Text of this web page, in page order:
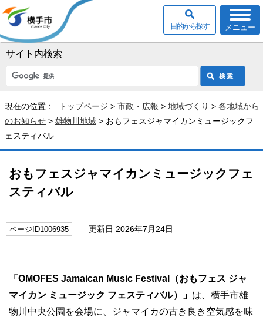
サイト内検索
メニュー
目的から探す
現在の位置： トップページ > 市政・広報 > 地域づくり > 各地域から
のお知らせ > 雄物川地域 > おもフェスジャマイカンミュージックフ
ェスティバル
おもフェスジャマイカンミュージックフェ
スティバル
ページID1006935 更新日 2026年7月24日
「OMOFES Jamaican Music Festival（おもフェス ジャ
マイカン ミュージック フェスティバル）」 は、横手市雄
物川中央公園を会場に、ジャマイカの古き良き空気感を味